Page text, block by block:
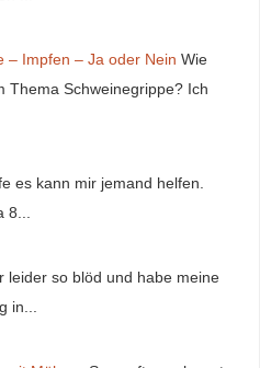
– Impfen – Ja oder Nein Wie
Thema Schweinegrippe? Ich
es kann mir jemand helfen.
leider so blöd und habe meine
in...